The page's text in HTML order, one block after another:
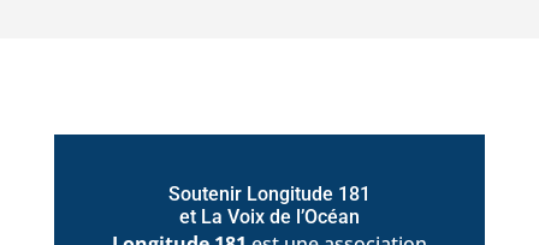
Soutenir Longitude 181
et La Voix de l’Océan